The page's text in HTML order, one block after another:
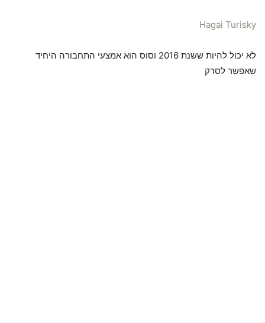
Hagai Turisky
לא יכול להיות ששנת 2016 וסוס הוא אמצעי התחבורה היחיד
שאפשר לסרק